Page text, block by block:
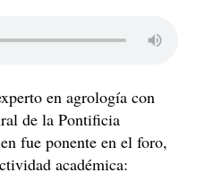
en agrología con
de la Pontificia
fue ponente en el foro,
académica: